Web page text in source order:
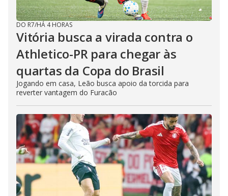
DO R7/HÁ 4 HORAS
Vitória busca a virada contra o
Athletico-PR para chegar às
quartas da Copa do Brasil
Jogando em casa, Leão busca apoio da torcida para
reverter vantagem do Furacão